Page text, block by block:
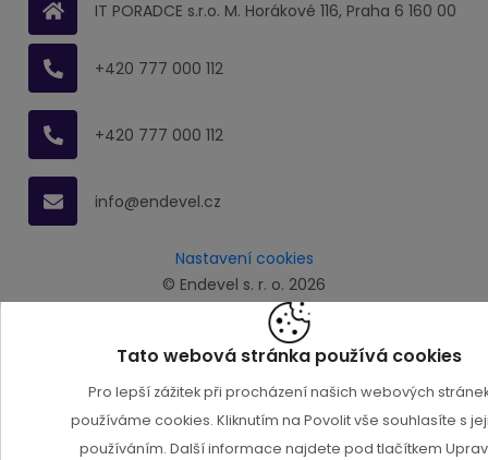
Tato webová stránka používá cookies
Pro lepší zážitek při procházení našich webových
používáme cookies. Kliknutím na Povolit vše souhlasíte s
používáním. Další informace najdete pod tlačítkem
IT PORADCE s.r.o. M. Horákové 116, Praha 6 160 00
+420 777 000 112
+420 777 000 112
info@endevel.cz
Nastavení cookies
© Endevel s. r. o. 2026